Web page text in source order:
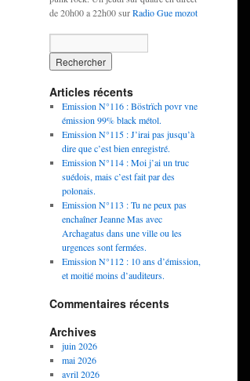
de 20h00 a 22h00 surRadio Gue mozot
Articles récents
Emission N°116 : Böstrïch povr vne
émission 99% black métol.
Emission N°115 : J’irai pas jusqu’à
dire que c’est bien enregistré.
Emission N°114 : Moi j’ai un truc
suédois, mais c’est fait par des
polonais.
Emission N°113 : Tu ne peux pas
enchaîner Jeanne Mas avec
Archagatus dans une ville ou les
urgences sont fermées.
Emission N°112 : 10 ans d’émission,
et moitié moins d’auditeurs.
Commentaires récents
Archives
juin 2026
mai 2026
avril 2026